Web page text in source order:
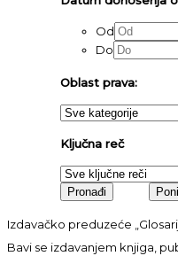
Od
Do
Oblast prava:
Ključna reč
Izdavačko preduzeće
Bavi se izdavanjem knjiga,